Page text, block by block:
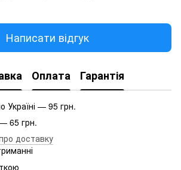
Написати відгук
Оплата Гарантія
— 95 грн.
65 грн.
доставку